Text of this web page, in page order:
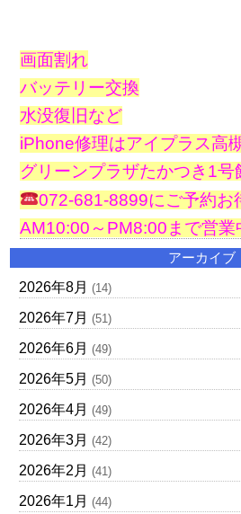
画面割れ
バッテリー交換
水没復旧など
iPhone修理はアイプラス高
グリーンプラザたかつき1号
072-681-8899にご予約お
AM10:00～PM8:00まで営業
アーカイブ
2026年8月 (14)
2026年7月 (51)
2026年6月 (49)
2026年5月 (50)
2026年4月 (49)
2026年3月 (42)
2026年2月 (41)
2026年1月 (44)